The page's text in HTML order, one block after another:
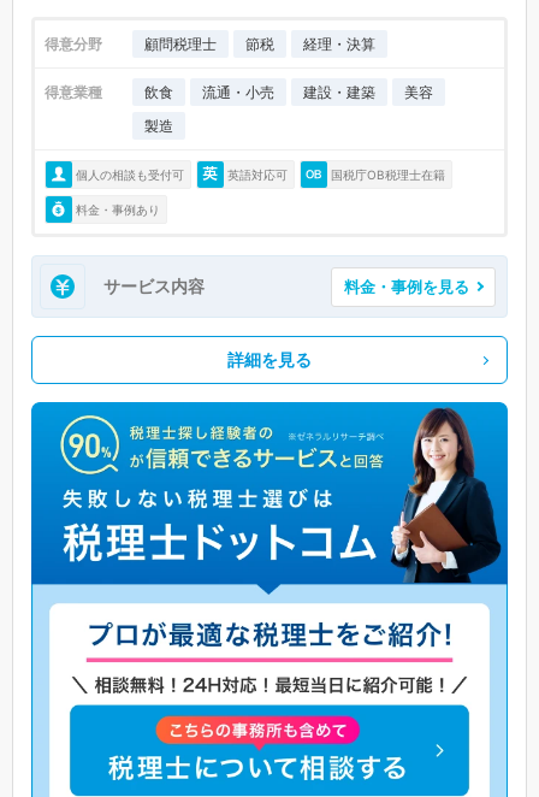
得意分野 顧問税理士 節税 経理・決算
得意業種 飲食 流通・小売 建設・建築
美容
製造
個人の相談も受付可 英語対応可 国税庁OB税理士在籍
料金・事例あり
サービス内容 料金・事例を見る
詳細を見る